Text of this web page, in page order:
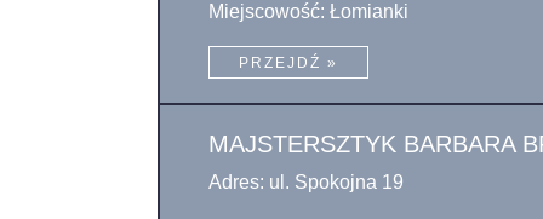
Miejscowość: Łomianki
PRZEJDŹ »
MAJSTERSZTYK BARBARA
Adres: ul. Spokojna 19